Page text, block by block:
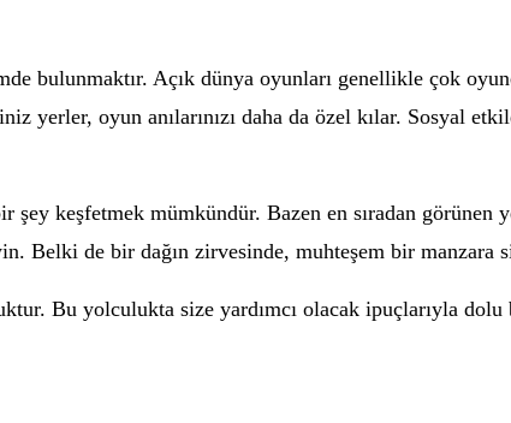
bulunmaktır. Açık dünya oyunları genellikle çok
yerler, oyun anılarınızı daha da özel kılar. Sosyal
şey keşfetmek mümkündür. Bazen en sıradan
Belki de bir dağın zirvesinde, muhteşem bir manzara
Bu yolculukta size yardımcı olacak ipuçlarıyla